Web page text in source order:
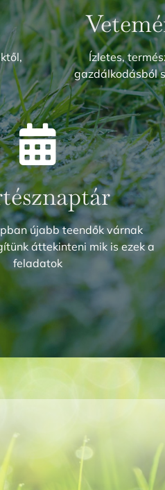
Ízletes,
gazdálkodásból
újabb teendők várnak
áttekinteni mik is ezek a
feladatok